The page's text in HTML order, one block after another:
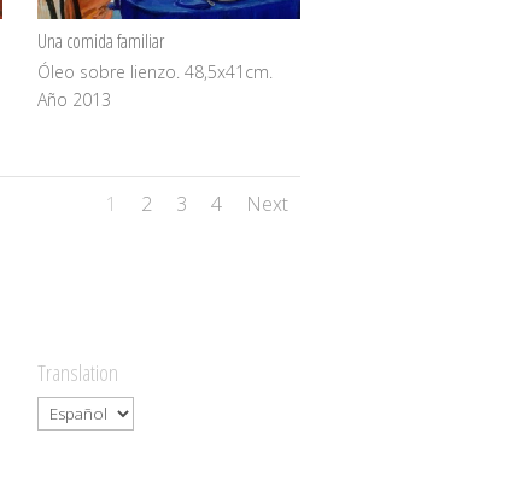
Una comida familiar
Óleo sobre lienzo. 48,5x41cm.
Año 2013
1 2 3 4 Next
Translation